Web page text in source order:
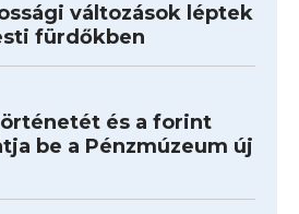
változások léptek
fürdőkben
és a forint
be a Pénzmúzeum új